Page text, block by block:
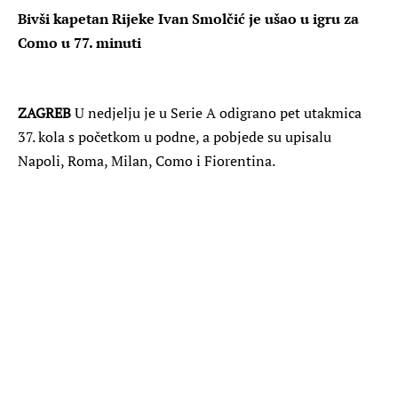
Bivši kapetan Rijeke Ivan Smolčić je ušao u igru za
Como u 77. minuti
ZAGREBU nedjelju je u Serie A odigrano pet utakmica
37. kola s početkom u podne, a pobjede su upisalu
Napoli, Roma, Milan, Como i Fiorentina.